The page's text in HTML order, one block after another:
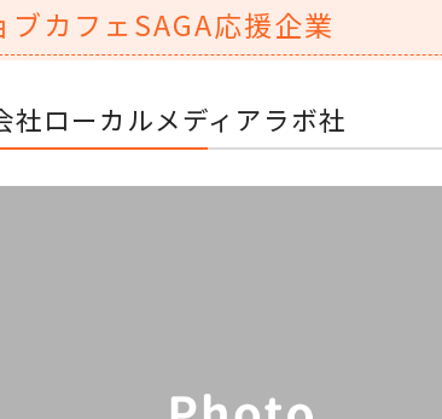
ブカフェSAGA応援企業
社ローカルメディアラボ社